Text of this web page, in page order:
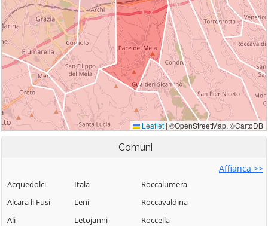
Comuni
Affianca >>
Acquedolci
Alcara li Fusi
Alì
Itala
Leni
Letojanni
Roccalumera
Roccavaldina
Roccella